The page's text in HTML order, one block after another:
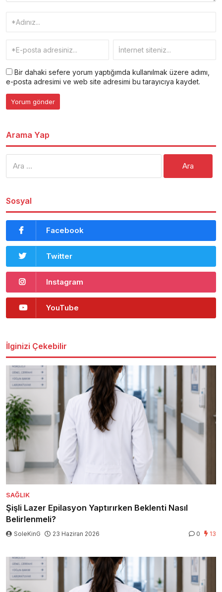
Bir dahaki sefere yorum yaptığımda kullanılmak üzere adımı,
e-posta adresimi ve web site adresimi bu tarayıcıya kaydet.
Arama Yap
Sosyal
Facebook
Twitter
Instagram
YouTube
İlginizi Çekebilir
SAĞLIK
Şişli Lazer Epilasyon Yaptırırken Beklenti Nasıl
Belirlenmeli?
SoleKinG 23 Haziran 2026 0 13